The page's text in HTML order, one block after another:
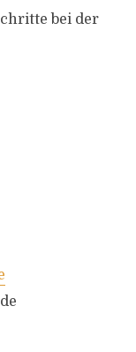
bei der